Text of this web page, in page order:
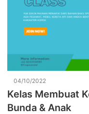
04/10/2022
Kelas Membuat
Bunda & Anak